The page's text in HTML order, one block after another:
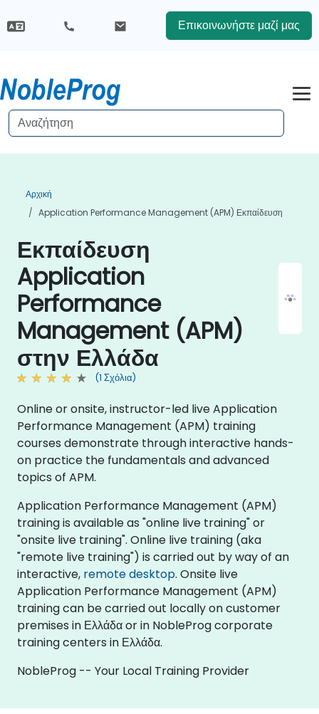
Επικοινωνήστε μαζί μας
Αρχική
Application Performance Management (APM) Εκπαίδευση
Εκπαίδευση
Application
Performance
Management (APM)
στην Ελλάδα
(1 Σχόλια)
Online or onsite, instructor-led live Application
Performance Management (APM) training
courses demonstrate through interactive hands-
on practice the fundamentals and advanced
topics of APM.
Application Performance Management (APM)
training is available as "online live training" or
"onsite live training". Online live training (aka
"remote live training") is carried out by way of an
interactive, remote desktop. Onsite live
Application Performance Management (APM)
training can be carried out locally on customer
premises in Ελλάδα or in NobleProg corporate
training centers in Ελλάδα.
NobleProg -- Your Local Training Provider